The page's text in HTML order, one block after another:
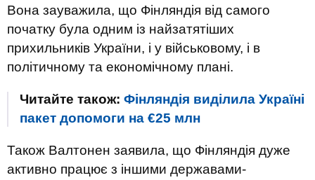
Вона зауважила, що Фінляндія від самого
початку була одним із найзатятіших
прихильників України, і у військовому, і в
політичному та економічному плані.
Читайте також: Фінляндія виділила Україні
пакет допомоги на €25 млн
Також Валтонен заявила, що Фінляндія дуже
активно працює з іншими державами-